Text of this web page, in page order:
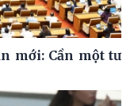
mới: Cần một tư